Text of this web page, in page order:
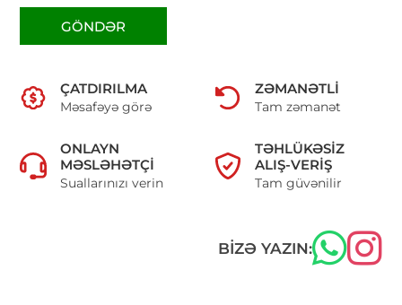
GÖNDƏR
ÇATDIRILMA
Məsafəyə görə
ZƏMANƏTLI
Tam zəmanət
ONLAYN
MƏSLƏHƏTÇI
Suallarınızı verin
TƏHLÜKƏSIZ
ALIŞ-VERIŞ
Tam güvənilir
BIZƏ YAZIN: